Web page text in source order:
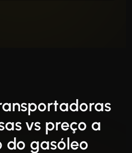
vs preço a
do gasóleo